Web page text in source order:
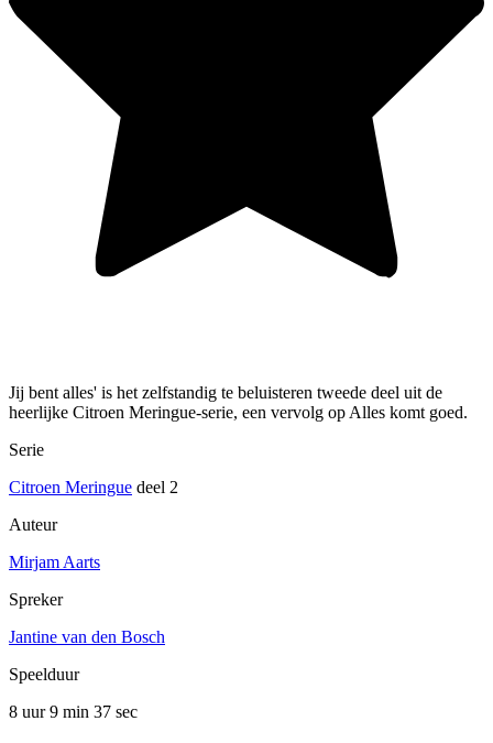
Jij bent alles' is het zelfstandig te beluisteren tweede deel uit de
heerlijke Citroen Meringue-serie, een vervolg op Alles komt goed.
Serie
Citroen Meringue deel 2
Auteur
Mirjam Aarts
Spreker
Jantine van den Bosch
Speelduur
8 uur 9 min 37 sec